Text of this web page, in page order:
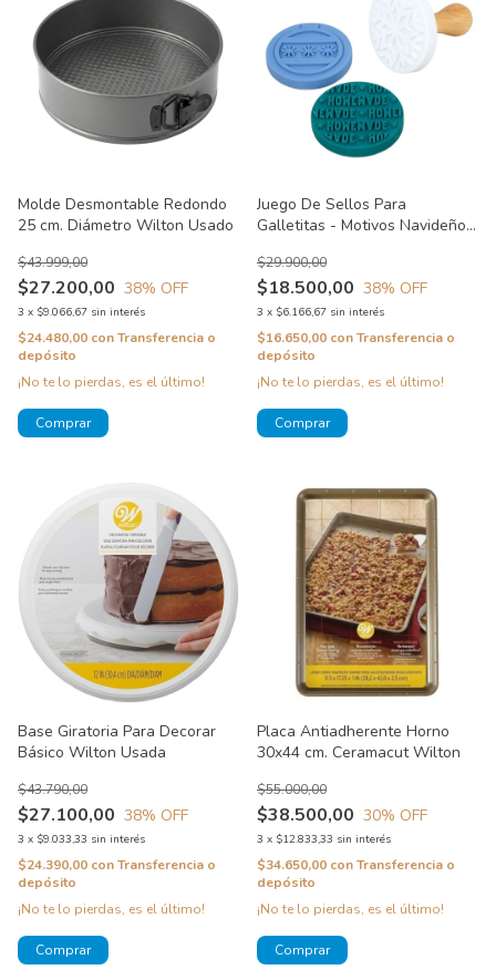
Molde Desmontable Redondo
25 cm. Diámetro Wilton Usado
$27.200,00
$43.999,00
38% OFF
3 x $9.066,67 sin interés
$24.480,00 conTransferencia o
depósito
¡No te lo pierdas, es el último!
Juego De Sellos Para
Galletitas - Motivos Navideños
$18.500,00
$29.900,00
38% OFF
3 x $6.166,67 sin interés
$16.650,00 conTransferencia o
depósito
¡No te lo pierdas, es el último!
Base Giratoria Para Decorar
Básico Wilton Usada
$27.100,00
$43.790,00
38% OFF
3 x $9.033,33 sin interés
$24.390,00 conTransferencia o
depósito
¡No te lo pierdas, es el último!
Placa Antiadherente Horno
30x44 cm. Ceramacut Wilton
$38.500,00
$55.000,00
30% OFF
3 x $12.833,33 sin interés
$34.650,00 conTransferencia o
depósito
¡No te lo pierdas, es el último!